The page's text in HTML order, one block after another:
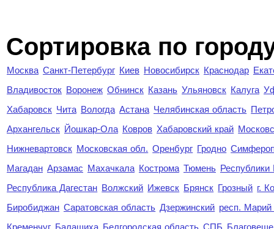
Cортировка по
Москва Санкт-Петербург Киев Новосибирск Краснодар
Владивосток Воронеж Обнинск Казань Ульяновск Калуга
Хабаровск Чита Вологда Астана Челябинская область
Архангельск Йошкар-Ола Ковров Хабаровский край
Нижневартовск Московская обл. Оренбург Гродно
Магадан Арзамас Махачкала Кострома Тюмень Республики
Республика Дагестан Волжский Ижевск Брянск Грозный г.
Биробиджан Саратовская область Дзержинский респ.
Кременчуг Балашиха Белгородская область СПБ